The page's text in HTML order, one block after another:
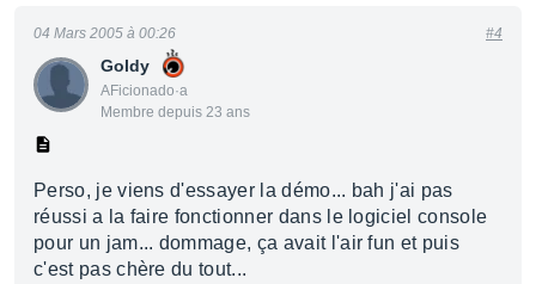
Goldy
AFicionado·a
Membre depuis 23 ans
04 Mars 2005 à 00:26 #4
Perso, je viens d'essayer la démo... bah j'ai pas
réussi a la faire fonctionner dans le logiciel console
pour un jam... dommage, ça avait l'air fun et puis
c'est pas chère du tout...